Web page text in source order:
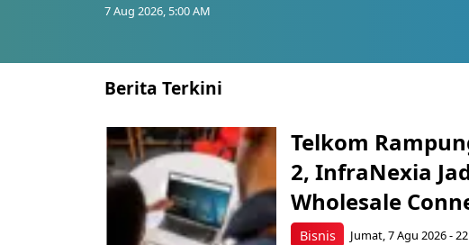
7 Aug 2026, 5:00 AM
Berita Terkini
Bisnis
Telkom
2, InfraNexia
Wholesale
Jumat, 7 Agu 2026 -